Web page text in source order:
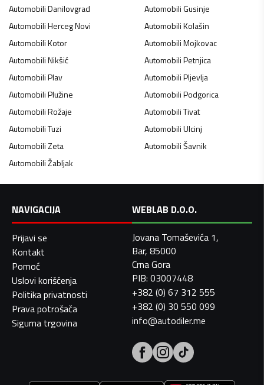
AutomobiliDanilovgrad AutomobiliGusinje
AutomobiliHerceg Novi AutomobiliKolašin
AutomobiliKotor AutomobiliMojkovac
AutomobiliNikšić AutomobiliPetnjica
AutomobiliPlav AutomobiliPljevlja
AutomobiliPlužine AutomobiliPodgorica
AutomobiliRožaje AutomobiliTivat
AutomobiliTuzi AutomobiliUlcinj
AutomobiliZeta AutomobiliŠavnik
AutomobiliŽabljak
NAVIGACIJA
Prijavi se
Kontakt
Pomoć
Uslovi korišćenja
Politika privatnosti
Prava potrošača
Sigurna trgovina
WEBLAB D.O.O.
Jovana Tomaševića 1,
Bar, 85000
Crna Gora
PIB: 03007448
+382 (0) 67 312 555
+382 (0) 30 550 099
info@autodiler.me